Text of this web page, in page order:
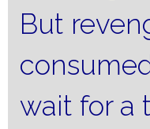
But
wait for a